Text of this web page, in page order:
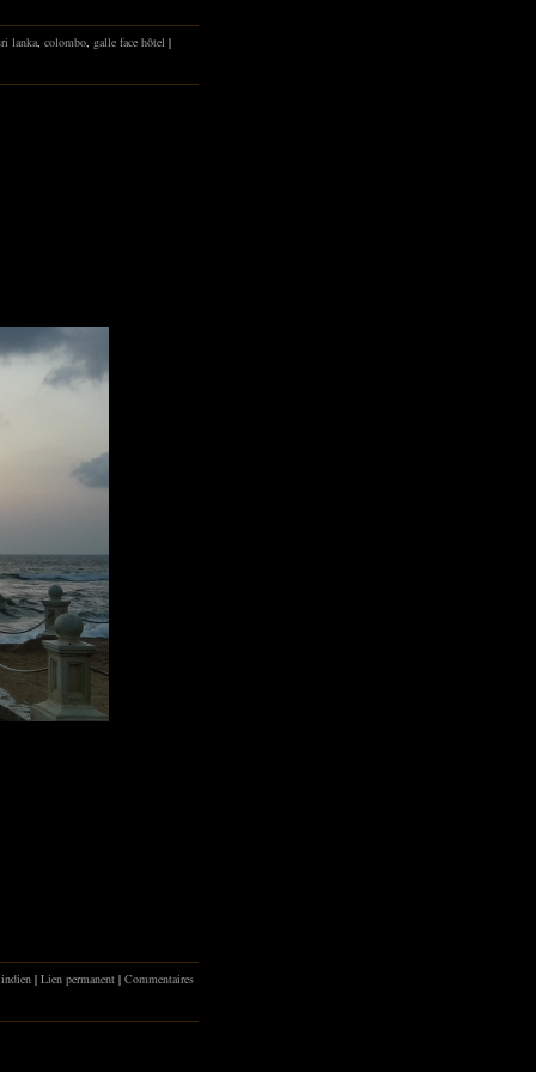
lanka, colombo, galle face hôtel |
indien | Lien permanent | Commentaires